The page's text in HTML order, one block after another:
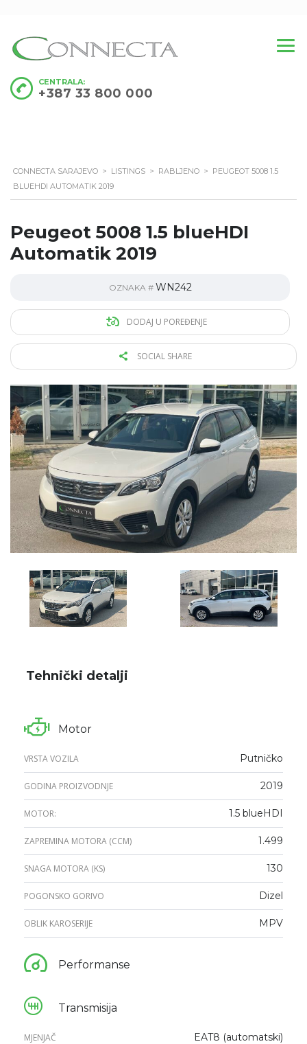
CENTRALA:
+387 33 800 000
CONNECTA SARAJEVO > LISTINGS > RABLJENO > PEUGEOT 5008 1.5
BLUEHDI AUTOMATIK 2019
Peugeot 5008 1.5 blueHDI
Automatik 2019
OZNAKA # WN242
DODAJ U POREĐENJE
SOCIAL SHARE
Tehnički detalji
Motor
VRSTA VOZILA Putničko
GODINA PROIZVODNJE 2019
MOTOR: 1.5 blueHDI
ZAPREMINA MOTORA (CCM) 1.499
SNAGA MOTORA (KS) 130
POGONSKO GORIVO Dizel
OBLIK KAROSERIJE MPV
Performanse
Transmisija
MJENJAČ EAT8 (automatski)